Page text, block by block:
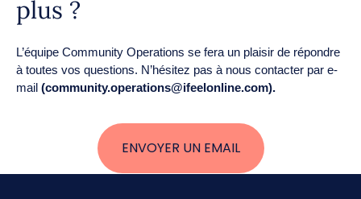
plus ?
L’équipe Community Operations se fera un plaisir de répondre
à toutes vos questions. N’hésitez pas à nous contacter par e-
mail (community.operations@ifeelonline.com).
ENVOYER UN EMAIL